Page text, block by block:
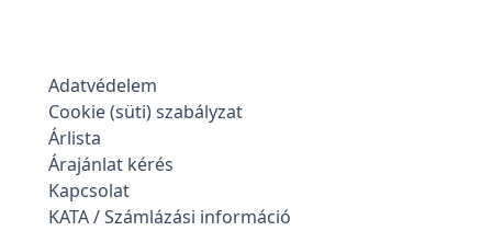
Adatvédelem
Cookie (süti) szabályzat
Árlista
Árajánlat kérés
Kapcsolat
KATA / Számlázási információ